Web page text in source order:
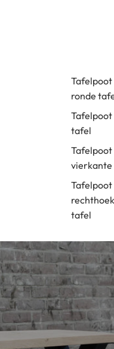
Tafelpoot
ronde
Tafelpoot
tafel
Tafelpoot
Tafelpoot
tafel